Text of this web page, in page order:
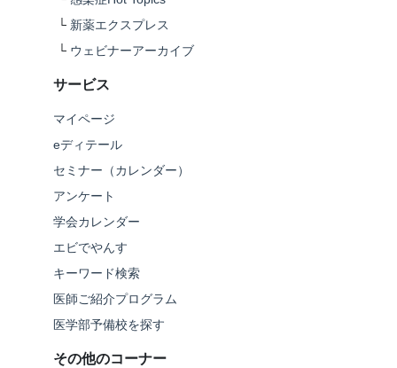
└ 新薬エクスプレス
└ ウェビナーアーカイブ
サービス
マイページ
eディテール
セミナー（カレンダー）
アンケート
学会カレンダー
エビでやんす
キーワード検索
医師ご紹介プログラム
医学部予備校を探す
その他のコーナー